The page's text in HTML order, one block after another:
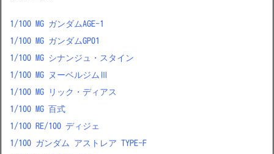
1/100 MG ガンダムAGE-1
1/100 MG ガンダムGP01
1/100 MG シナンジュ・スタイン
1/100 MG ヌーベルジムⅢ
1/100 MG リック・ディアス
1/100 MG 百式
1/100 RE/100 ディジェ
1/100 ガンダム アストレア TYPE-F